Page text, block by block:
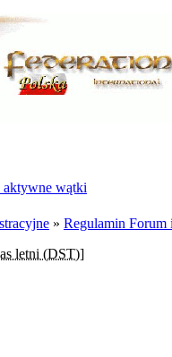
aktywne wątki
» Regulamin Forum
letni (DST)]